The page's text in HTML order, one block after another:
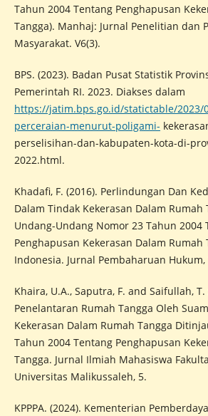
Tahun 2004 Tentang Penghapusan
Tangga). Manhaj: Jurnal Penelitian dan
Masyarakat. V6(3).
BPS. (2023). Badan Pusat Statistik
Pemerintah RI. 2023. Diakses dalam
https://jatim.bps.go.id/statictable/2023/
perceraian-menurut-poligami-
perselisihan-dan-kabupaten-kota-di-
2022.html.
Khadafi, F. (2016). Perlindungan Dan
Dalam Tindak Kekerasan Dalam
Undang-Undang Nomor 23 Tahun 2004
Penghapusan Kekerasan Dalam Rumah
Indonesia. Jurnal Pembaharuan Hukum,
Khaira, U.A., Saputra, F. and Saifullah, T.
Penelantaran Rumah Tangga Oleh
Kekerasan Dalam Rumah Tangga
Tahun 2004 Tentang Penghapusan
Tangga. Jurnal Ilmiah Mahasiswa
Universitas Malikussaleh, 5.
KPPPA. (2024). Kementerian